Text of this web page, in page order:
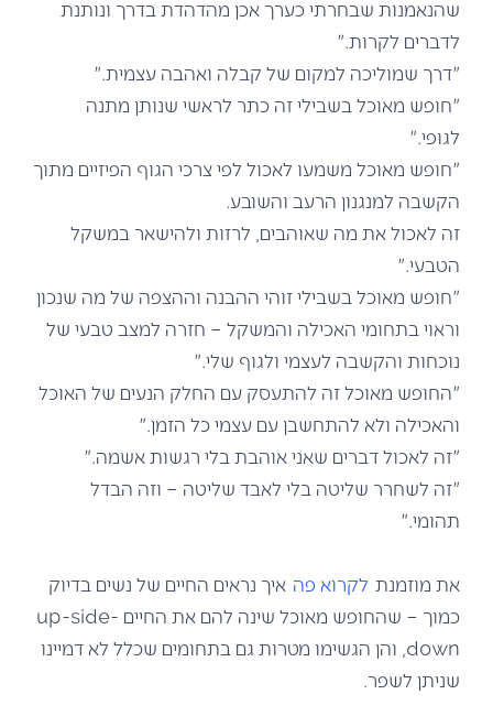
שהנאמנות שבחרתי כערך אכן מהדהדת בדרך ונותנת
לדברים לקרות."
"דרך שמוליכה למקום של קבלה ואהבה עצמית."
"חופש מאוכל בשבילי זה כתר לראשי שנותן מתנה
לגופי."
"חופש מאוכל משמעו לאכול לפי צרכי הגוף הפיזיים מתוך
הקשבה למנגנון הרעב והשובע.
זה לאכול את מה שאוהבים, לרזות ולהישאר במשקל
הטבעי."
"חופש מאוכל בשבילי זוהי ההבנה וההצפה של מה שנכון
וראוי בתחומי האכילה והמשקל – חזרה למצב טבעי של
נוכחות והקשבה לעצמי ולגוף שלי."
"החופש מאוכל זה להתעסק עם החלק הנעים של האוכל
והאכילה ולא להתחשבן עם עצמי כל הזמן."
"זה לאכול דברים שאני אוהבת בלי רגשות אשמה."
"זה לשחרר שליטה בלי לאבד שליטה – וזה הבדל
תהומי."
את מוזמנת לקרוא פה איך נראים החיים של נשים בדיוק
כמוך – שהחופש מאוכל שינה להם את החיים up-side-
down, והן הגשימו מטרות גם בתחומים שכלל לא דמיינו
שניתן לשפר.